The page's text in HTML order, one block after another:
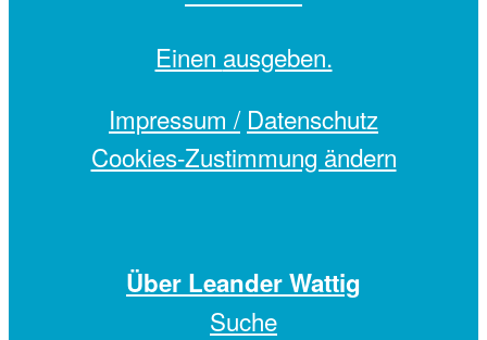
Einen ausgeben.
Impressum / Datenschutz
Cookies-Zustimmung ändern
Über Leander Wattig
Suche